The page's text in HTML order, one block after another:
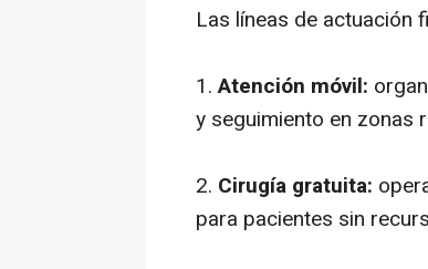
Las líneas de actuación
1.Atención móvil:
y seguimiento en zonas
2. Cirugía gratuita:
para pacientes sin